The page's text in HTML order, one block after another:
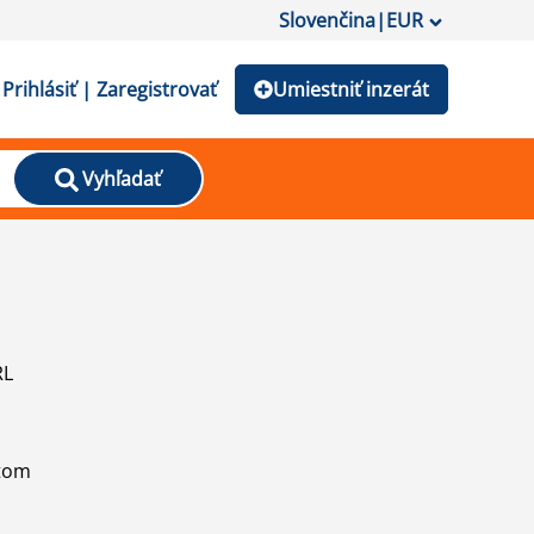
Slovenčina|EUR
Prihlásiť | Zaregistrovať Umiestniť inzerát
Vyhľadať